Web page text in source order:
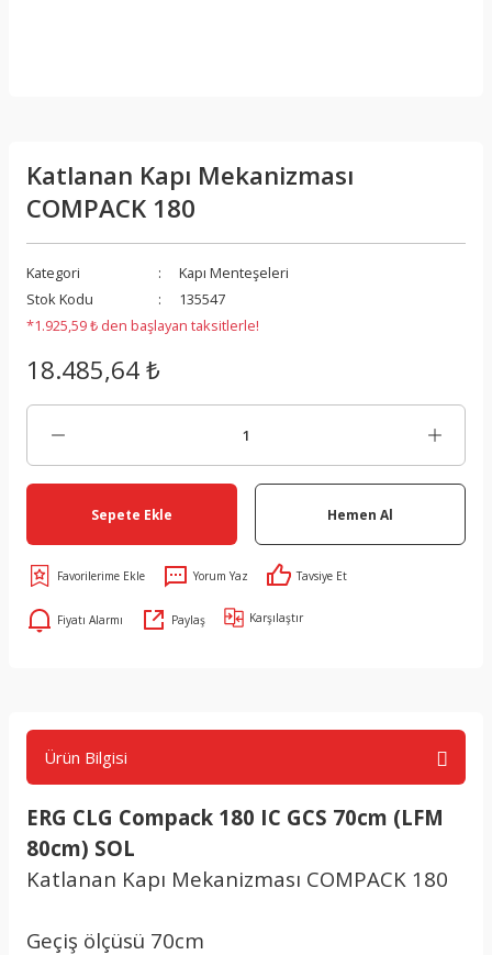
Katlanan Kapı Mekanizması
COMPACK 180
Kategori
Kapı Menteşeleri
Stok Kodu
135547
*1.925,59 ₺ den başlayan taksitlerle!
18.485,64 ₺
Sepete Ekle Hemen Al
Yorum Yaz Tavsiye Et
Fiyatı Alarmı Paylaş Karşılaştır
Ürün Bilgisi
ERG CLG Compack 180 IC GCS 70cm (LFM
80cm) SOL
Katlanan Kapı Mekanizması COMPACK 180
Geçiş ölçüsü 70cm